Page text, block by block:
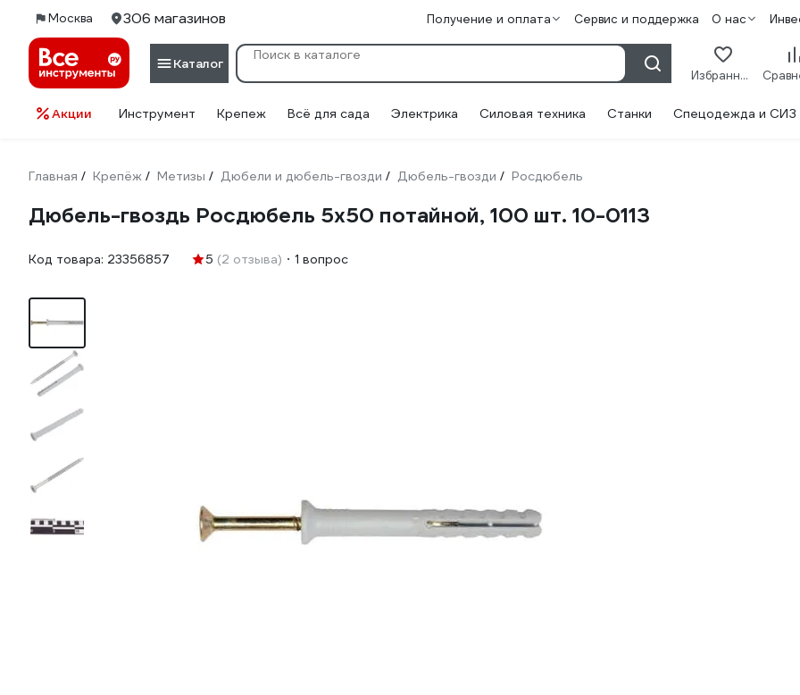
Москва 306 магазинов Получение и оплата Сервис и поддержка О нас
Каталог
Избранное
Акции Инструмент Крепеж Всё для сада Электрика Силовая техника Станки Спецодежда и СИЗ
Главная / Крепёж / Метизы / Дюбели и дюбель-гвозди / Дюбель-гвозди / Росдюбель
Дюбель-гвоздь Росдюбель 5х50 потайной, 100 шт. 10-0113
Код товара: 23356857 5 (2 отзыва) 1 вопрос